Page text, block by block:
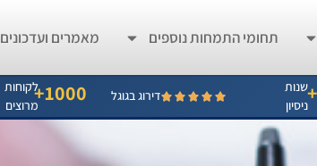
תחומי התמחות נוספים מאמרים ועדכונים
שנות
ניסיון
דירוג בגוגל 1000+ לקוחות
מרוצים